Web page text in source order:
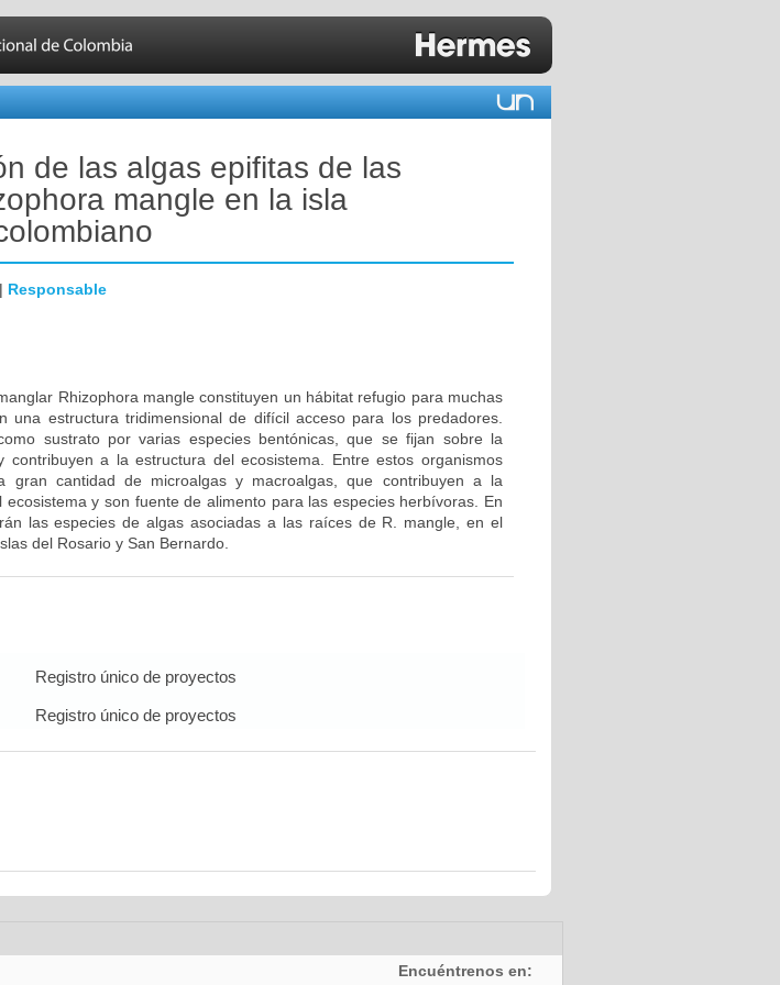
de las algas epifitas de las
mangle en la isla
| Responsable
Rhizophora mangle constituyen un hábitat refugio para muchas
una estructura tridimensional de difícil acceso para los predadores.
sustrato por varias especies bentónicas, que se fijan sobre la
contribuyen a la estructura del ecosistema. Entre estos organismos
gran cantidad de microalgas y macroalgas, que contribuyen a la
ecosistema y son fuente de alimento para las especies herbívoras. En
las especies de algas asociadas a las raíces de R. mangle, en el
del Rosario y San Bernardo.
Registro único de proyectos
Registro único de proyectos
Encuéntrenos en: